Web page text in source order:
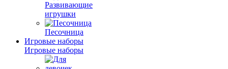
Развивающие
игрушки
Песочница
Игровые наборы
Игровые наборы